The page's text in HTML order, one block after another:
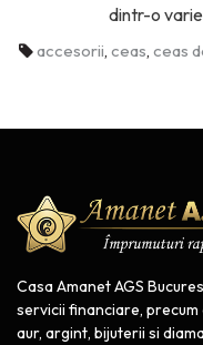
dintr-o
accesorii, ceas, ceas
Casa Amanet AGS
servicii financiare,
aur, argint, bijuterii si